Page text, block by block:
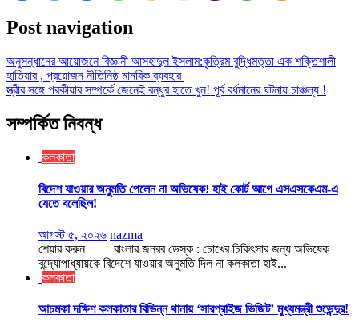
Post navigation
অনুসন্ধানের আয়োজনে বিজ্ঞানী আসহাদুল ইসলাম:কৃত্রিম বুদ্ধিমত্তা এক শক্তিশালী
হাতিয়ার , প্রয়োজন নীতিনিষ্ঠ মানবিক ব্যবহার
স্ত্রীর সঙ্গে পরকীয়ার সম্পর্কে জেনেই বন্ধুর হাতে খুন! পূর্ব বর্ধমানের ঘটনায় চাঞ্চল্য !
সম্পর্কিত নিবন্ধ
কলকাতা
বিদেশ যাওয়ার অনুমতি পেলেন না অভিষেক! হাই কোর্ট আগে এসএসকেএম-এ
যেতে বলেছিল!
আগস্ট ৫, ২০২৬ nazma
শেয়ার করুন বাংলার জনরব ডেস্ক : চোখের চিকিৎসার জন্য অভিষেক
বন্দ্যোপাধ্যায়কে বিদেশে যাওয়ার অনুমতি দিল না কলকাতা হাই...
কলকাতা
আচমকা দক্ষিণ কলকাতার বিভিন্ন থানায় ‘সারপ্রাইজ ভিজিট’ মুখ্যমন্ত্রী শুভেন্দুর!